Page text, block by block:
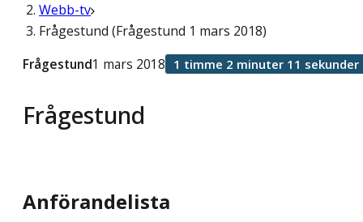
Webb-tv
Frågestund (Frågestund 1 mars 2018)
Frågestund
Frågestund1 mars 2018 1 timme 2 minuter 11 sekunder
Anförandelista